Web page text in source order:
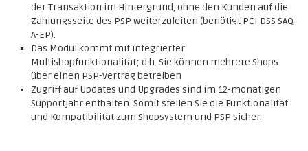
der Transaktion im Hintergrund, ohne den Kunden auf die
Zahlungsseite des PSP weiterzuleiten (benötigt PCI DSS SAQ
A-EP).
Das Modul kommt mit integrierter
Multishopfunktionalität; d.h. Sie können mehrere Shops
über einen PSP-Vertrag betreiben
Zugriff auf Updates und Upgrades sind im 12-monatigen
Supportjahr enthalten. Somit stellen Sie die Funktionalität
und Kompatibilität zum Shopsystem und PSP sicher.